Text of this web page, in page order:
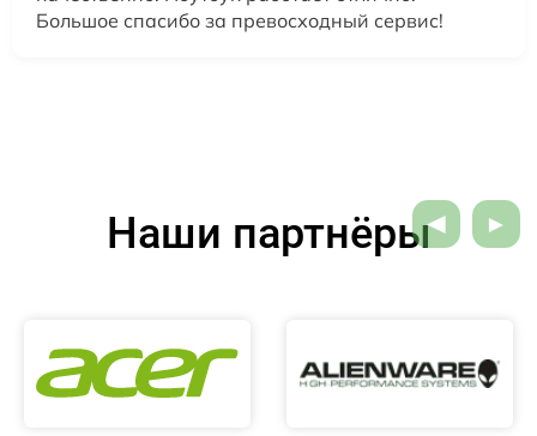
Большое спасибо за превосходный сервис!
Наши партнёры